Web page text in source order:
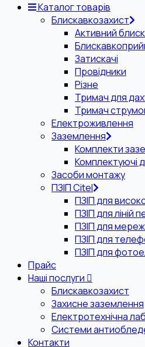
Каталог товарів
Блискавкозахист
Активний
Затискачі
Провідники
Різне
Тримач для
Тримач
Електроживлення
Заземлення
Комплекти
Комплектуючі
Засоби монтажу
ПЗІП Citel
ПЗІП для
ПЗІП для ліній
ПЗІП для
ПЗІП для
ПЗІП для
Прайс
Наші послуги
Блискавкозахист
Захисне заземлення
Електротехнічна
Системи
Контакти